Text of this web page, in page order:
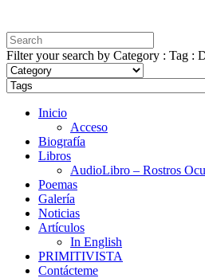
Filter your search by Category : Tag :
Inicio
Acceso
Biografía
Libros
AudioLibro – Rostros
Poemas
Galería
Noticias
Artículos
In English
PRIMITIVISTA
Contácteme